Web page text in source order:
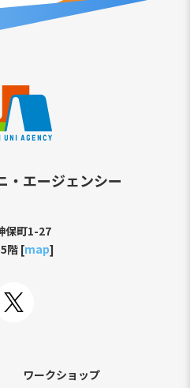
・エージェンシー
保町1-27
階 [map]
ワークショップ